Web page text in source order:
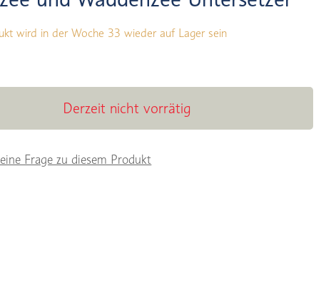
wird in der Woche 33 wieder auf Lager sein
Derzeit nicht vorrätig
Frage zu diesem Produkt